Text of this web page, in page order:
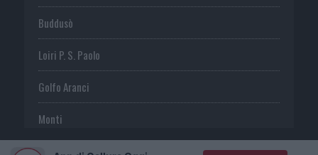
Buddusò
Loiri P. S. Paolo
Golfo Aranci
Monti
Telti